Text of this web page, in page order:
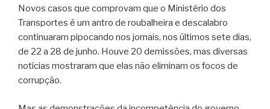
Novos casos que comprovam que o Ministério dos
Transportes é um antro de roubalheira e descalabro
continuaram pipocando nos jornais, nos últimos sete dias,
de 22 a 28 de junho. Houve 20 demissões, mas diversas
notícias mostraram que elas não eliminam os focos de
corrupção.